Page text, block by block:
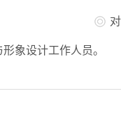
象设计工作人员。